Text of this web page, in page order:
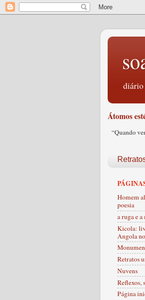
diário
Átomos
“Quando
Homem
poesia
a ruga e a
Kicola:
Angola
Retratos
Nuvens
Reflexos,
Página